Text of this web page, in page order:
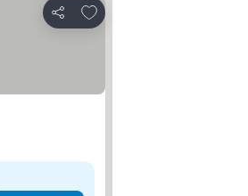
Dela
Lägg till i Mina Favoriter